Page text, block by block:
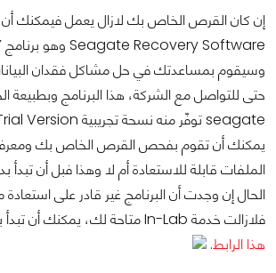
إن كان القرص الخاص بك لازال يعمل فيمكنك أن
وسيقوم بمساعدتك في حل مشاكل فقدان
حتى للتواصل مع الشركة، هذا البرنامج وبطبيعة
يمكنك أن تقوم بفحص القرص الخاص بك ومعرفة
الملفات قابلة للاستعادة أم لا وهذا فبل أن تبدأ
الحال إن وجدت أن البرنامج غير قادر على
فلازالت خدمة In-Lab متاحة لك، يمكنك أن تبدأ بتجربة البرنامج من
هذا الرابط.